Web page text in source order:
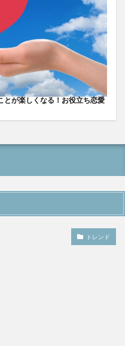
とが楽しくなる！お役立ち恋愛
トレンド